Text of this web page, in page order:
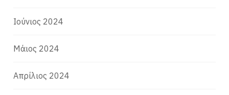
Ιούνιος 2024
Μάιος 2024
Απρίλιος 2024